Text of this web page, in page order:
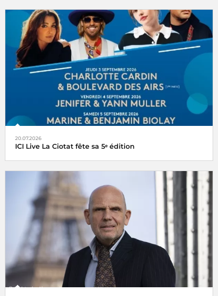
20.07.2026
ICI Live La Ciotat fête sa 5ᵉ édition